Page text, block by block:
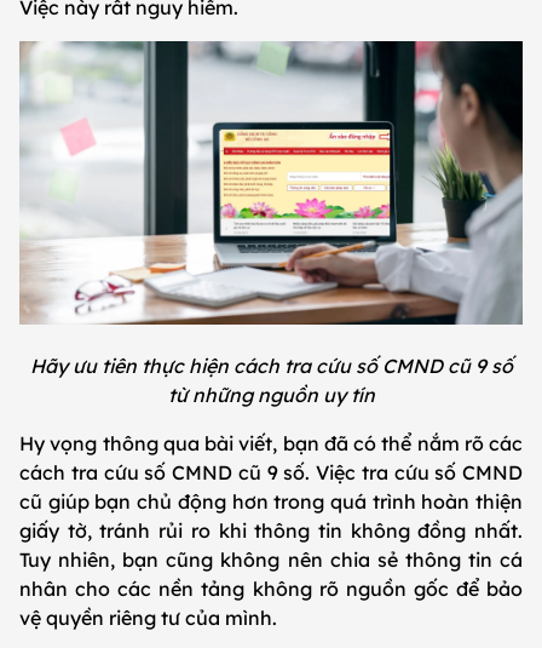
Việc này rất nguy hiểm.
Hãy ưu tiên thực hiện cách tra cứu số CMND cũ 9 số
từ những nguồn uy tín
Hy vọng thông qua bài viết, bạn đã có thể nắm rõ các
cách tra cứu số CMND cũ 9 số. Việc tra cứu số CMND
cũ giúp bạn chủ động hơn trong quá trình hoàn thiện
giấy tờ, tránh rủi ro khi thông tin không đồng nhất.
Tuy nhiên, bạn cũng không nên chia sẻ thông tin cá
nhân cho các nền tảng không rõ nguồn gốc để bảo
vệ quyền riêng tư của mình.